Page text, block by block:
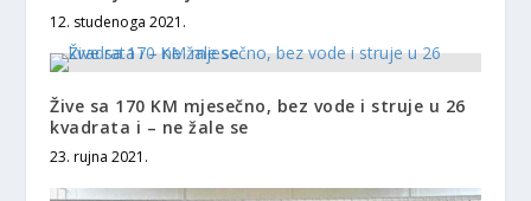
12. studenoga 2021.
Žive sa 170 KM mjesečno, bez vode i struje u 26
kvadrata i – ne žale se
23. rujna 2021.